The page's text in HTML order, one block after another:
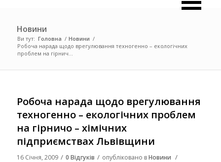
Новини
Ви тут: Головна / Новини /
Робоча нарада щодо врегулювання техногенно – екологічних
проблем на гірнич...
Робоча нарада щодо врегулювання
техногенно – екологічних проблем
на гірничо – хімічних
підприємствах Львівщини
16 Січня, 2009 / 0 Відгуків / опубліковано вНовини /